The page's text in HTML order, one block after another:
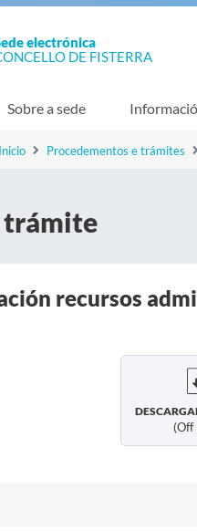
electrónica
DE FISTERRA
Sobre a sede
Inicio Procedementos e trámites
recursos
(off